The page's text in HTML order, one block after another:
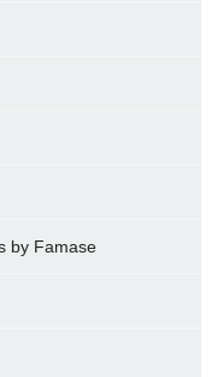
by Famase